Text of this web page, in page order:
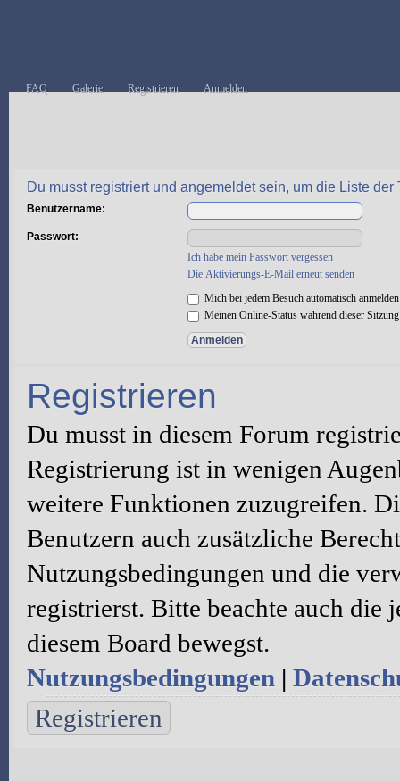
FAQ Galerie Registrieren Anmelden
Du musst registriert und angemeldet sein, um die Liste
Benutzername:
Passwort:
Ich habe mein Passwort vergessen
Die Aktivierungs-E-Mail erneut senden
Mich bei jedem Besuch automatisch anmelden
Meinen Online-Status während dieser
Registrieren
Du musst in diesem Forum
Registrierung ist in wenigen
weitere Funktionen zuzugreifen.
Benutzern auch zusätzliche
Nutzungsbedingungen und die
registrierst. Bitte beachte auch
diesem Board bewegst.
Nutzungsbedingungen |
Registrieren